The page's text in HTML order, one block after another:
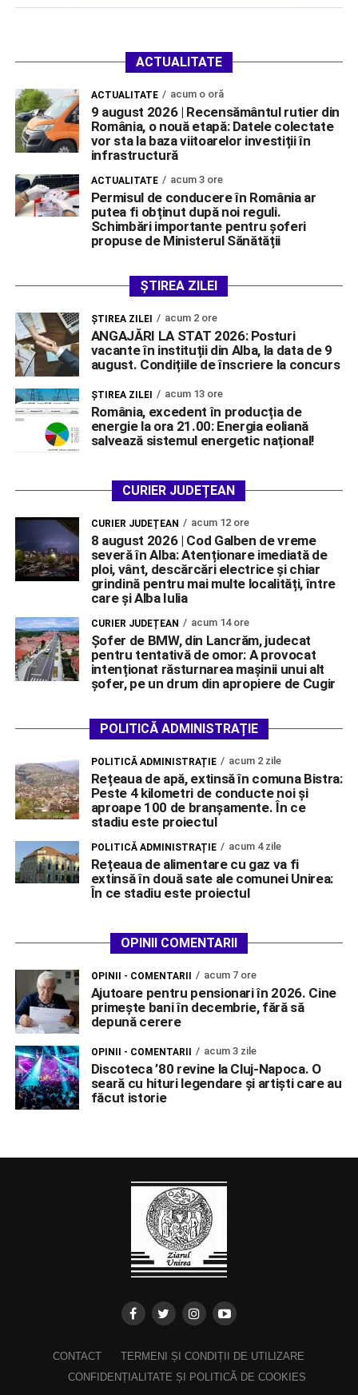
ACTUALITATE
ACTUALITATE acum o oră
9 august 2026 | Recensământul rutier din
România, o nouă etapă: Datele colectate
vor sta la baza viitoarelor investiții în
infrastructură
ACTUALITATE acum 3 ore
Permisul de conducere în România ar
putea fi obținut după noi reguli.
Schimbări importante pentru șoferi
propuse de Ministerul Sănătății
ȘTIREA ZILEI
ŞTIREA ZILEI acum 2 ore
ANGAJĂRI LA STAT 2026: Posturi
vacante în instituții din Alba, la data de 9
august. Condițiile de înscriere la concurs
ŞTIREA ZILEI acum 13 ore
România, excedent în producția de
energie la ora 21.00: Energia eoliană
salvează sistemul energetic național!
CURIER JUDEȚEAN
CURIER JUDEȚEAN acum 12 ore
8 august 2026 | Cod Galben de vreme
severă în Alba: Atenționare imediată de
ploi, vânt, descărcări electrice și chiar
grindină pentru mai multe localități, între
care și Alba Iulia
CURIER JUDEȚEAN acum 14 ore
Șofer de BMW, din Lancrăm, judecat
pentru tentativă de omor: A provocat
intenționat răsturnarea mașinii unui alt
șofer, pe un drum din apropiere de Cugir
POLITICĂ ADMINISTRAȚIE
POLITICĂ ADMINISTRAȚIE acum 2 zile
Rețeaua de apă, extinsă în comuna Bistra:
Peste 4 kilometri de conducte noi și
aproape 100 de branșamente. În ce
stadiu este proiectul
POLITICĂ ADMINISTRAȚIE acum 4 zile
Rețeaua de alimentare cu gaz va fi
extinsă în două sate ale comunei Unirea:
În ce stadiu este proiectul
OPINII COMENTARII
OPINII - COMENTARII acum 7 ore
Ajutoare pentru pensionari în 2026. Cine
primește bani în decembrie, fără să
depună cerere
OPINII - COMENTARII acum 3 zile
Discoteca ’80 revine la Cluj-Napoca. O
seară cu hituri legendare și artiști care au
făcut istorie
CONTACT
TERMENI ȘI CONDIȚII DE UTILIZARE
CONFIDENȚIALITATE ȘI POLITICĂ DE COOKIES